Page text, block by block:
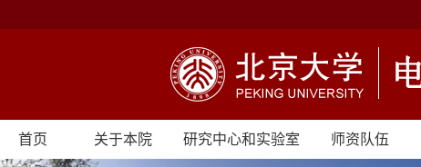
首页 关于本院 研究中心和实验室 师资队伍